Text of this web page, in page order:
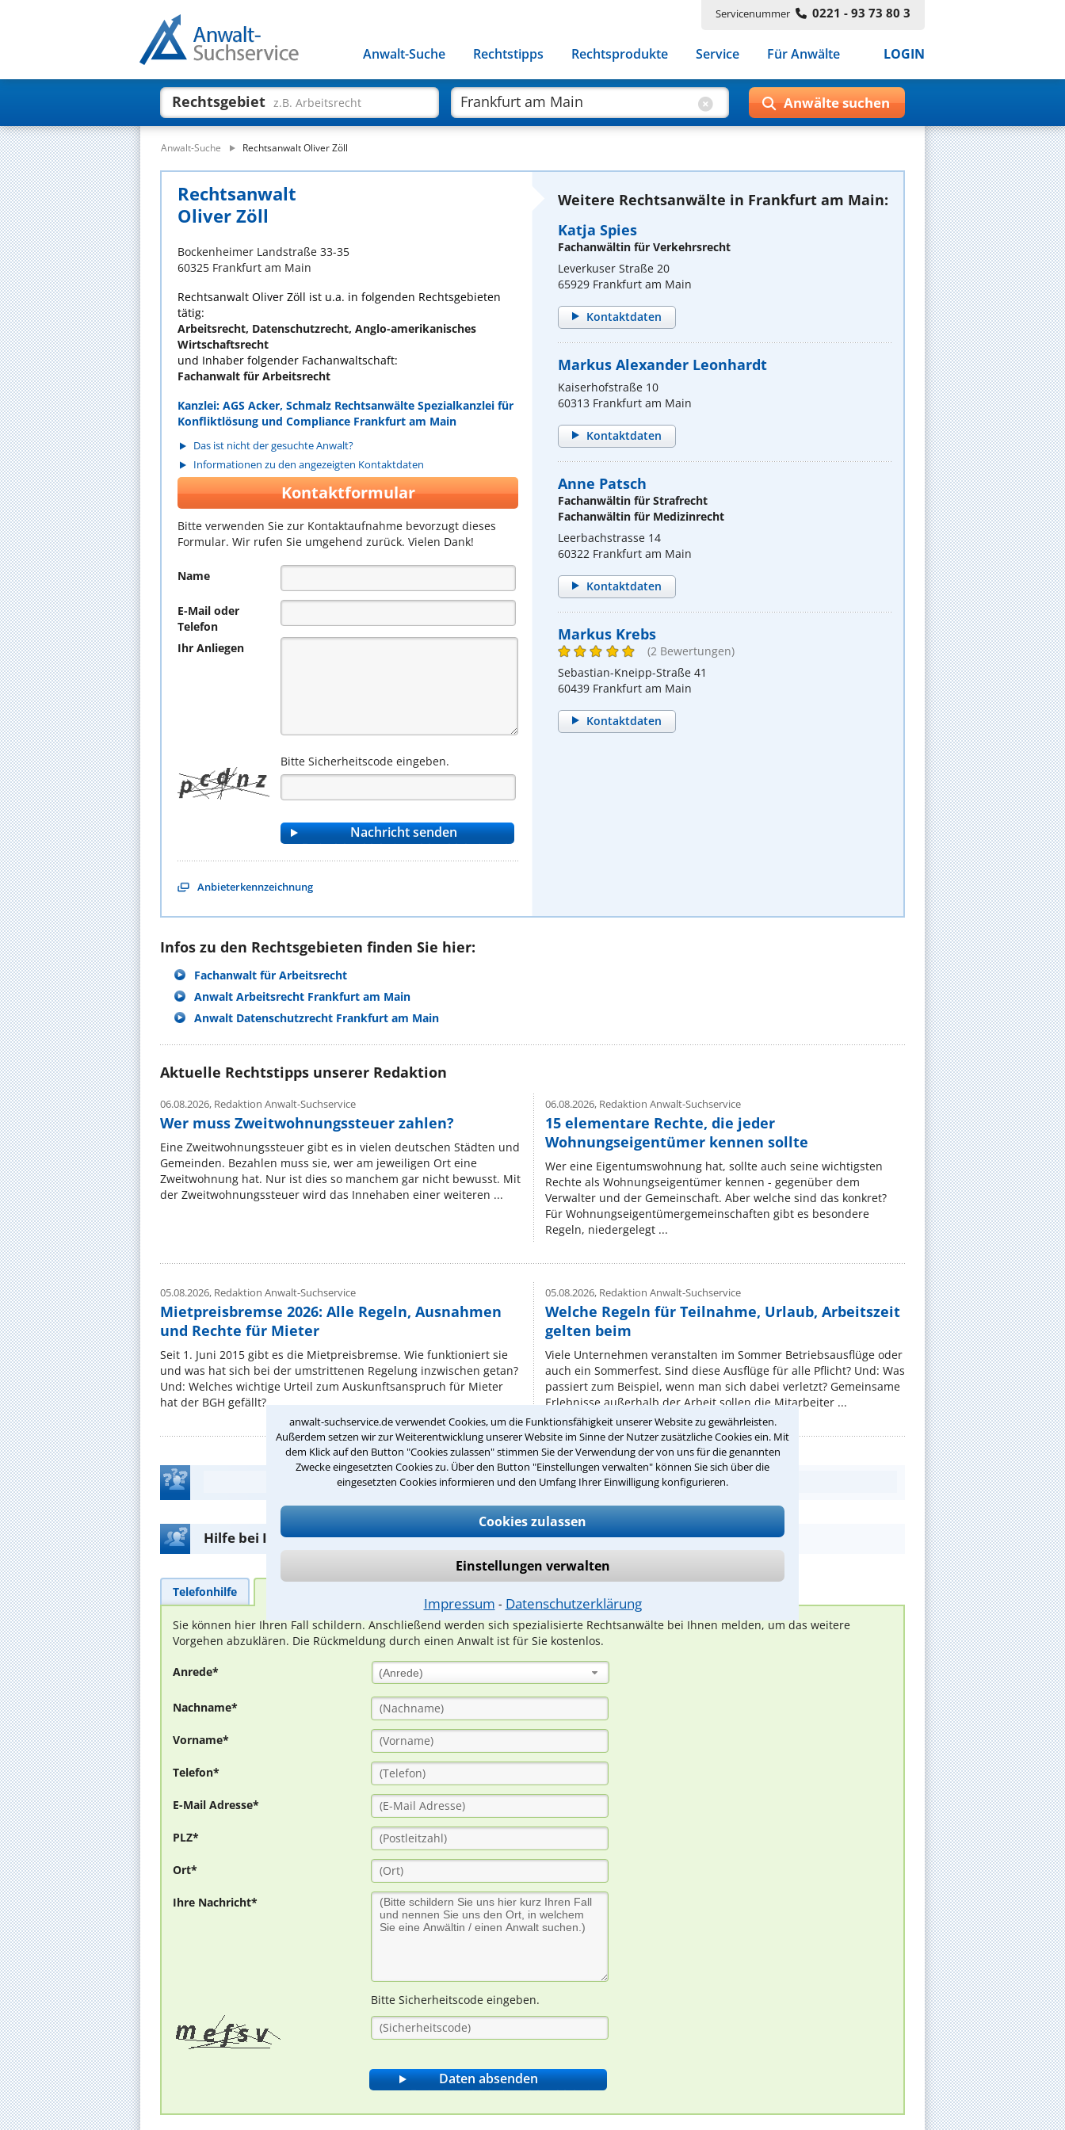
anwalt-suchservice.de verwendet Cookies, um die Funktionsfähigkeit unserer Website zu gewährleisten.
Außerdem setzen wir zur Weiterentwicklung unserer Website im Sinne der Nutzer zusätzliche Cookies ein. Mit
dem Klick auf den Button "Cookies zulassen" stimmen Sie der Verwendung der von uns für die genannten
Zwecke eingesetzten Cookies zu. Über den Button "Einstellungen verwalten" können Sie sich über die
eingesetzten Cookies informieren und den Umfang Ihrer Einwilligung konfigurieren.
Cookies zulassen
Einstellungen verwalten
Impressum ⁃ Datenschutzerklärung
Servicenummer 0221 - 93 73 80 3
Anwalt-Suche Rechtstipps Rechtsprodukte Service Für Anwälte LOGIN
Rechtsgebiet z.B. Arbeitsrecht
Anwalt-Suche Rechtsanwalt Oliver Zöll
Rechtsanwalt
Oliver Zöll
Bockenheimer Landstraße 33-35
60325 Frankfurt am Main
Rechtsanwalt Oliver Zöll ist u.a. in folgenden Rechtsgebieten
tätig:
Arbeitsrecht, Datenschutzrecht, Anglo-amerikanisches
Wirtschaftsrecht
und Inhaber folgender Fachanwaltschaft:
Fachanwalt für Arbeitsrecht
Kanzlei: AGS Acker, Schmalz Rechtsanwälte Spezialkanzlei für
Konfliktlösung und Compliance Frankfurt am Main
Das ist nicht der gesuchte Anwalt?
Informationen zu den angezeigten Kontaktdaten
Kontaktformular
Bitte verwenden Sie zur Kontaktaufnahme bevorzugt dieses
Formular. Wir rufen Sie umgehend zurück. Vielen Dank!
Name
E-Mail oder
Telefon
Ihr Anliegen
Bitte Sicherheitscode eingeben.
Anbieterkennzeichnung
Weitere Rechtsanwälte in Frankfurt am Main:
Katja Spies
Fachanwältin für Verkehrsrecht
Leverkuser Straße 20
65929 Frankfurt am Main
Kontaktdaten
Markus Alexander Leonhardt
Kaiserhofstraße 10
60313 Frankfurt am Main
Kontaktdaten
Anne Patsch
Fachanwältin für Strafrecht
Fachanwältin für Medizinrecht
Leerbachstrasse 14
60322 Frankfurt am Main
Kontaktdaten
Markus Krebs
(2 Bewertungen)
Sebastian-Kneipp-Straße 41
60439 Frankfurt am Main
Kontaktdaten
Infos zu den Rechtsgebieten finden Sie hier:
Fachanwalt für Arbeitsrecht
Anwalt Arbeitsrecht Frankfurt am Main
Anwalt Datenschutzrecht Frankfurt am Main
Aktuelle Rechtstipps unserer Redaktion
06.08.2026, Redaktion Anwalt-Suchservice
Wer muss Zweitwohnungssteuer zahlen?
Eine Zweitwohnungssteuer gibt es in vielen deutschen Städten und
Gemeinden. Bezahlen muss sie, wer am jeweiligen Ort eine
Zweitwohnung hat. Nur ist dies so manchem gar nicht bewusst. Mit
der Zweitwohnungssteuer wird das Innehaben einer weiteren ...
06.08.2026,Redaktion Anwalt-Suchservice
15 elementare Rechte, die jeder
Wohnungseigentümer kennen sollte
Wer eine Eigentumswohnung hat, sollte auch seine wichtigsten
Rechte als Wohnungseigentümer kennen - gegenüber dem
Verwalter und der Gemeinschaft. Aber welche sind das konkret?
Für Wohnungseigentümergemeinschaften gibt es besondere
Regeln, niedergelegt ...
05.08.2026, Redaktion Anwalt-Suchservice
Mietpreisbremse 2026: Alle Regeln, Ausnahmen
und Rechte für Mieter
Seit 1. Juni 2015 gibt es die Mietpreisbremse. Wie funktioniert sie
und was hat sich bei der umstrittenen Regelung inzwischen getan?
Und: Welches wichtige Urteil zum Auskunftsanspruch für Mieter
hat der BGH gefällt? ...
05.08.2026,Redaktion Anwalt-Suchservice
Welche Regeln für Teilnahme, Urlaub, Arbeitszeit
gelten beim
Viele Unternehmen veranstalten im Sommer Betriebsausflüge oder
auch ein Sommerfest. Sind diese Ausflüge für alle Pflicht? Und: Was
passiert zum Beispiel, wenn man sich dabei verletzt? Gemeinsame
Erlebnisse außerhalb der Arbeit sollen die Mitarbeiter ...
Teste Dein Rechtswissen
Hilfe bei Ihrer Anwaltsuche?
Telefonhilfe
Sie können hier Ihren Fall schildern. Anschließend werden sich spezialisierte Rechtsanwälte bei Ihnen melden, um das weitere
Vorgehen abzuklären. Die Rückmeldung durch einen Anwalt ist für Sie kostenlos.
Anrede* (Anrede)
Nachname*
Vorname*
Telefon*
E-Mail Adresse*
PLZ*
Ort*
Ihre Nachricht*
Bitte Sicherheitscode eingeben.